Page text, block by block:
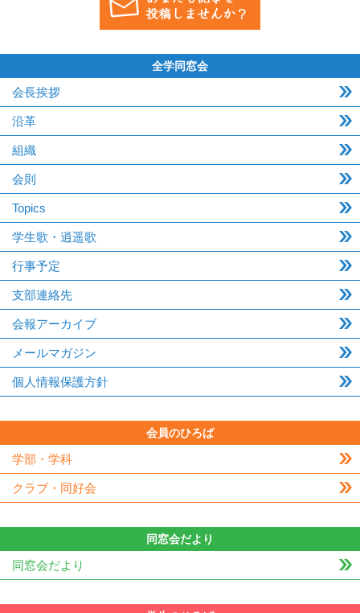
全学同窓会
会長挨拶
沿革
組織
会則
Topics
学生歌・逍遥歌
行事予定
支部連絡先
会報アーカイブ
メールマガジン
個人情報保護方針
会員のひろば
学部・学科
クラブ・同好会
同窓会だより
同窓会だより